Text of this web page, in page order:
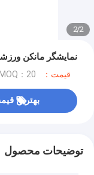
2
/
2
نمایشگر مانکن
قیمت：USD 80-120 pieces MOQ：20
بهترین
توضیحات محصول